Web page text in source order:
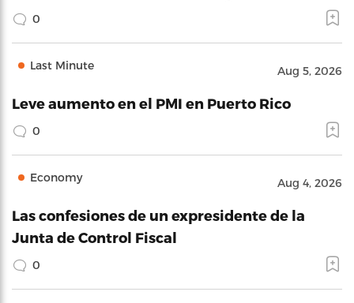
0
Last Minute Aug 5, 2026
Leve aumento en el PMI en Puerto Rico
0
Economy Aug 4, 2026
Las confesiones de un expresidente de la
Junta de Control Fiscal
0